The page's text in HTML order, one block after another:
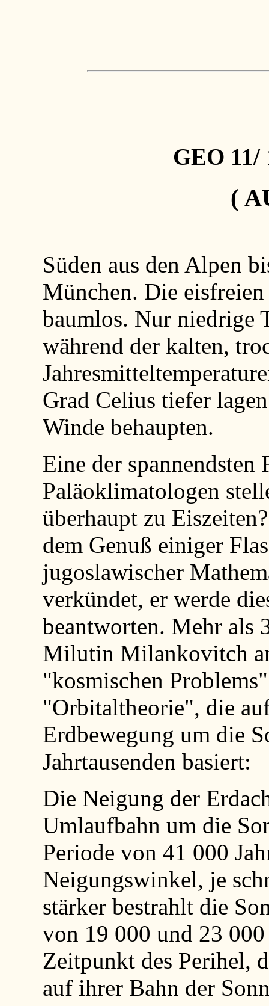
GEO
(
Süden aus den Alpen
München. Die
baumlos. Nur niedrige
während der kalten,
Grad Celius tiefer
Winde behaupten.
Eine der spannendsten
Paläoklimatologen
überhaupt zu
dem Genuß einiger
jugoslawischer
verkündet, er werde
beantworten. Mehr als
Milutin Milankovitch
"kosmischen
"Orbitaltheorie", die
Erdbewegung um die
Jahrtausenden basiert:
Die Neigung der
Umlaufbahn um die
Periode von 41 000
Neigungswinkel, je
stärker bestrahlt die
von 19 000 und 23
Zeitpunkt des Perihel,
auf ihrer Bahn der